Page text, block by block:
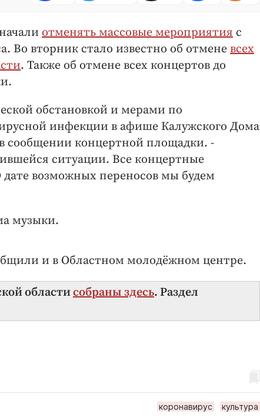
отменять массовые мероприятия с
Во вторник стало известно об отмене всех
. Также об отмене всех концертов до
обстановкой и мерами по
инфекции в афише Калужского Дома
сообщении концертной площадки. -
ситуации. Все концертные
возможных переносов мы будем
музыки.
и в Областном молодёжном центре.
областисобраны здесь. Раздел
коронавирус культура